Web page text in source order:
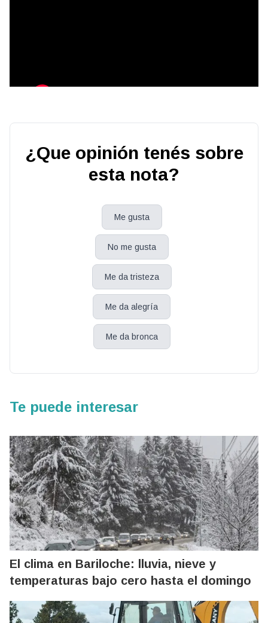
¿Que opinión tenés sobre
esta nota?
Me gusta
No me gusta
Me da tristeza
Me da alegría
Me da bronca
Te puede interesar
El clima en Bariloche: lluvia, nieve y
temperaturas bajo cero hasta el domingo